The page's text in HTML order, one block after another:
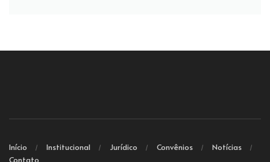
Início Institucional Jurídico Convênios
Notícias
Contato